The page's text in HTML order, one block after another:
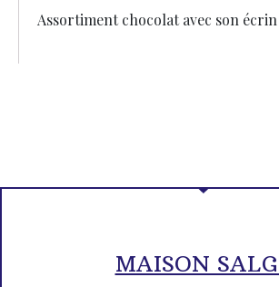
Assortiment chocolat avec son
MAISON